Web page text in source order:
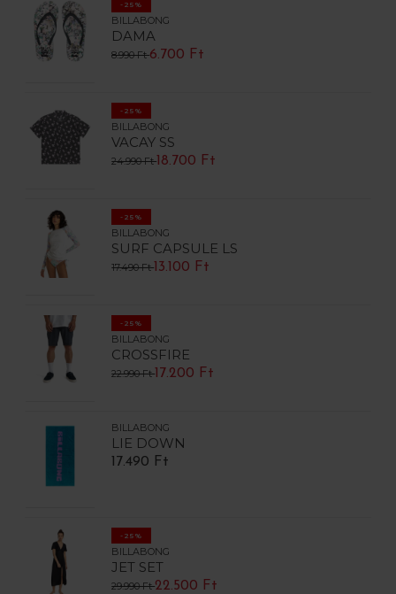
-25%
BILLABONG
DAMA
8.990 Ft6.700 Ft
-25%
BILLABONG
VACAY SS
24.990 Ft 18.700 Ft
-25%
BILLABONG
SURF CAPSULE LS
17.490 Ft 13.100 Ft
-25%
BILLABONG
CROSSFIRE
22.990 Ft 17.200 Ft
BILLABONG
LIE DOWN
17.490 Ft
-25%
BILLABONG
JET SET
29.990 Ft22.500 Ft